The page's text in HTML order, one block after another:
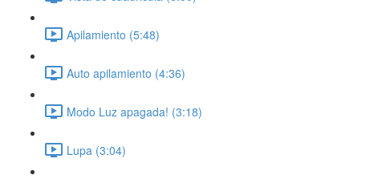
Apilamiento (5:48)
Auto apilamiento (4:36)
Modo Luz apagada! (3:18)
Lupa (3:04)